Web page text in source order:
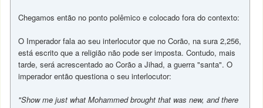
Chegamos então no ponto polêmico e colocado fora do contexto:
O Imperador fala ao seu interlocutor que no Corão, na sura 2,256,
está escrito que a religião não pode ser imposta. Contudo, mais
tarde, será acrescentado ao Corão a Jihad, a guerra "santa". O
imperador então questiona o seu interlocutor:
"Show me just what Mohammed brought that was new, and there